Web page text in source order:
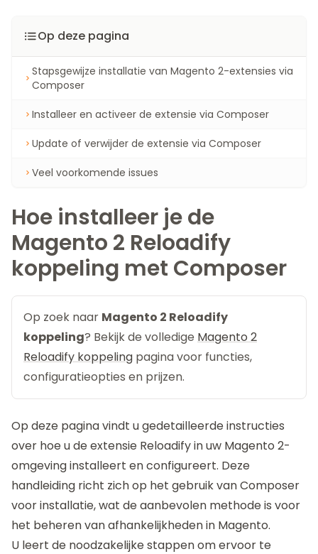
Op deze pagina
Stapsgewijze installatie van Magento 2-extensies via
Composer
Installeer en activeer de extensie via Composer
Update of verwijder de extensie via Composer
Veel voorkomende issues
Hoe installeer je de
Magento 2 Reloadify
koppeling met Composer
Op zoek naar Magento 2 Reloadify
koppeling? Bekijk de volledige Magento 2
Reloadify koppeling pagina voor functies,
configuratieopties en prijzen.
Op deze pagina vindt u gedetailleerde instructies
over hoe u de extensie Reloadifyin uw Magento 2-
omgeving installeert en configureert. Deze
handleiding richt zich op het gebruik van Composer
voor installatie, wat de aanbevolen methode is voor
het beheren van afhankelijkheden in Magento.
U leert de noodzakelijke stappen om ervoor te